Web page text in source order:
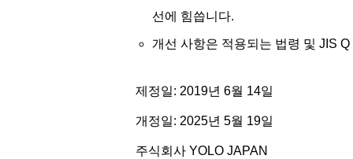
선에 힘씁니다.
개선 사항은 적용되는 법령 및 JIS
제정일: 2019년 6월 14일
개정일: 2025년 5월 19일
주식회사 YOLO JAPAN